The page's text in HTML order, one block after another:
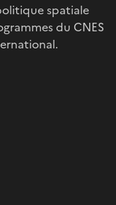
spatiale
du CNES